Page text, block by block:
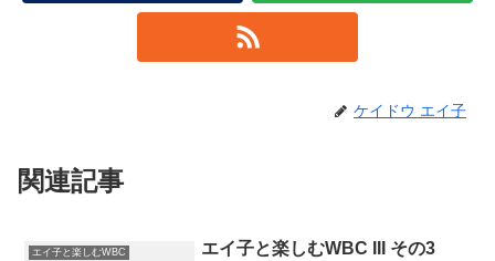
ケイドウ エイ子
関連記事
エイ子と楽しむWBC エイ子と楽しむWBC III その3